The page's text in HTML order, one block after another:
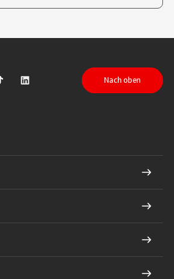
auf Instagram
auf TikTok
Sparkasse auf LinkedIn
Nach oben